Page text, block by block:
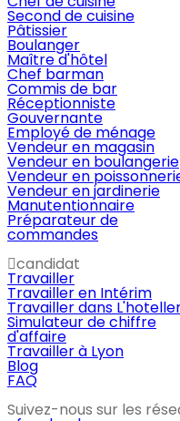
Second de cuisine
Pâtissier
Boulanger
Maître d'hôtel
Chef barman
Commis de bar
Réceptionniste
Gouvernante
Employé de ménage
Vendeur en magasin
Vendeur en boulangerie
Vendeur en
Vendeur en jardinerie
Manutentionnaire
Préparateur de
commandes
candidat
Travailler
Travailler en Intérim
Travailler dans
Simulateur de chiffre
d'affaire
Travailler à Lyon
Blog
FAQ
Suivez-nous sur les